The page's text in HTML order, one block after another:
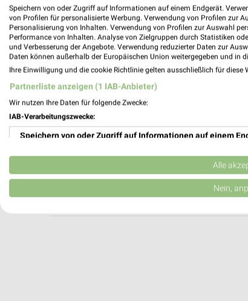
4Fun Fitness Büdelsdorf
Hollerstrasse 132
24782 Büdelsdorf
Heute 09:00 - 21:30 Uhr |
317,15 km
Fahrrad Rosacker Büdelsdorf
Heute 09:00 - 13:00 14:00 -
Speichern von oder Zugriff auf Informationen auf einem Endgerät.
von Profilen für personalisierte Werbung. Verwendung von Profilen zur
Personalisierung von Inhalten. Verwendung von Profilen zur Auswahl
Performance von Inhalten. Analyse von Zielgruppen durch Statistiken
und Verbesserung der Angebote. Verwendung reduzierter Daten zur
Daten können außerhalb der Europäischen Union weitergegeben und in
Ihre Einwilligung und die cookie Richtlinie gelten ausschließlich für diese
Partnerliste anzeigen (1 IAB-Anbieter)
Wir nutzen Ihre Daten für folgende Zwecke:
IAB-Verarbeitungszwecke:
Speichern von oder Zugriff auf Informationen auf einem
Verwendung reduzierter Daten zur Auswahl von
Erstellung von Profilen für personalisierte Werbung
Alle
Nein,